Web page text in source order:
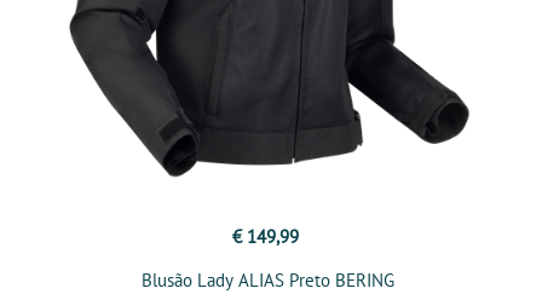
€ 149,99
Blusão Lady ALIAS Preto BERING